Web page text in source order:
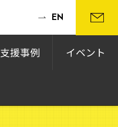
支援事例 イベント
EN